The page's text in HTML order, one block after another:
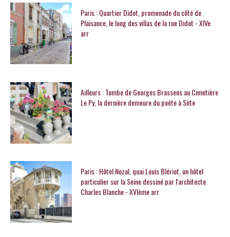
Paris : Quartier Didot, promenade du côté de
Plaisance, le long des villas de la rue Didot - XIVe
arr
Ailleurs : Tombe de Georges Brassens au Cimetière
Le Py, la dernière demeure du poète à Sète
Paris : Hôtel Nozal, quai Louis Blériot, un hôtel
particulier sur la Seine dessiné par l'architecte
Charles Blanche - XVIème arr